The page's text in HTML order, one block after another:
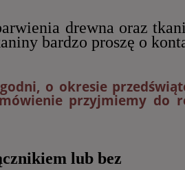
drewna oraz
bardzo proszę o
o okresie
przyjmiemy do
lub bez